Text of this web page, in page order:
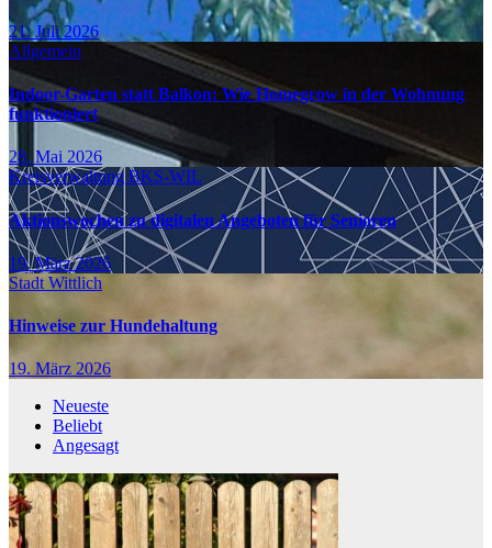
21. Juli 2026
Allgemein
Indoor-Garten statt Balkon: Wie Homegrow in der Wohnung
funktioniert
28. Mai 2026
Kreisverwaltung BKS-WIL
Aktionswochen zu digitalen Angeboten für Senioren
19. März 2026
Stadt Wittlich
Hinweise zur Hundehaltung
19. März 2026
Neueste
Beliebt
Angesagt